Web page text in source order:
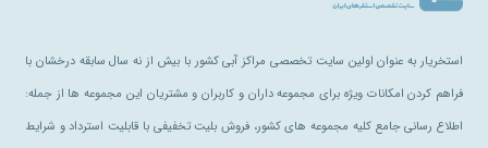
استخریار به عنوان اولین سایت تخصصی مراکز آبی کشور با بیش از نه سال سابقه درخشان با
فراهم کردن امکانات ویژه برای مجموعه داران و کاربران و مشتریان این مجموعه ها از جمله:
اطلاع رسانی جامع کلیه مجموعه های کشور، فروش بلیت تخفیفی با قابلیت استرداد و شرایط